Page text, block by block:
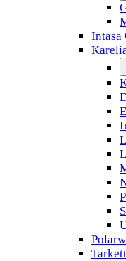
Intasa
Tarkett